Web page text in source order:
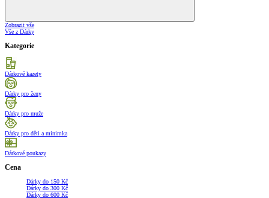
Zobrazit vše
Vše z Dárky
Kategorie
Dárkové kazety
Dárky pro ženy
Dárky pro muže
Dárky pro děti a minimka
Dárkové poukazy
Cena
Dárky do 150 Kč
Dárky do 300 Kč
Dárky do 600 Kč